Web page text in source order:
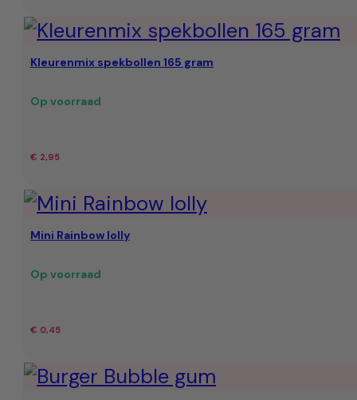
was:
€ 23,95.
is:
€ 19,95.
Kleurenmix spekbollen 165 gram
Op voorraad
€ 2,95
Mini Rainbow lolly
Op voorraad
€ 0,45